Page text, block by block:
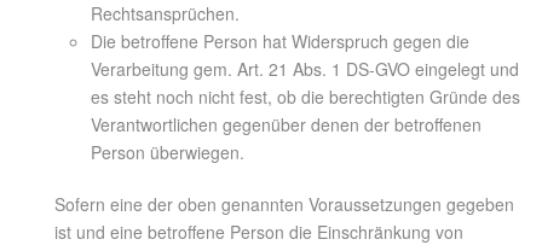
Rechtsansprüchen.
Die betroffene Person hat Widerspruch gegen die
Verarbeitung gem. Art. 21 Abs. 1 DS-GVO eingelegt und
es steht noch nicht fest, ob die berechtigten Gründe des
Verantwortlichen gegenüber denen der betroffenen
Person überwiegen.
Sofern eine der oben genannten Voraussetzungen gegeben
ist und eine betroffene Person die Einschränkung von